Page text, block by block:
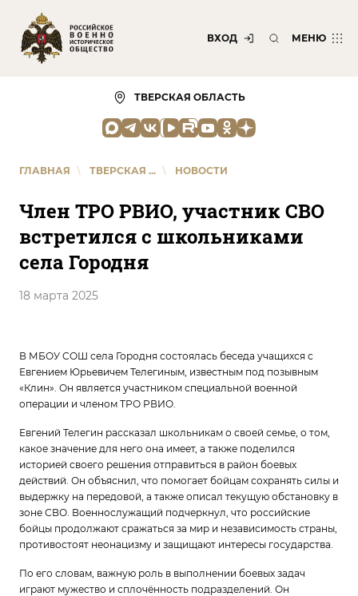
ВХОД МЕНЮ
ТВЕРСКАЯ ОБЛАСТЬ
ГЛАВНАЯ \ ТВЕРСКАЯ ... \ НОВОСТИ
Член ТРО РВИО, участник СВО
встретился с школьниками
села Городня
18 марта 2025
В МБОУ СОШ села Городня состоялась беседа учащихся с
Евгением Юрьевичем Телегиным, известным под позывным
«Клин». Он является участником специальной военной
операции и членом ТРО РВИО.
Евгений Телегин рассказал школьникам о своей семье, о том,
какое значение для него она имеет, а также поделился
историей своего решения отправиться в район боевых
действий. Он объяснил, что помогает бойцам сохранять силы и
выдержку на передовой, а также описал текущую обстановку в
зоне СВО. Военнослужащий подчеркнул, что российские
бойцы продолжают сражаться за мир и независимость страны,
противостоят неонацизму и защищают интересы государства.
По его словам, важную роль в выполнении боевых задач
играют мужество и сплочённость подразделений. Он